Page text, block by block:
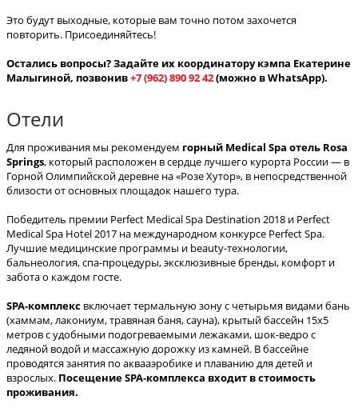
Это будут выходные, которые вам точно потом захочется
повторить. Присоединяйтесь!
Остались вопросы? Задайте их координатору кэмпа Екатерине
Малыгиной, позвонив+7 (962) 890 92 42(можно в WhatsApp).
Отели
Для проживания мы рекомендуем горный Medical Spa отель Rosa
Springs, который расположен в сердце лучшего курорта России — в
Горной Олимпийской деревне на «Розе Хутор», в непосредственной
близости от основных площадок нашего тура.
Победитель премии Perfect Medical Spa Destination 2018 и Perfect
Medical Spa Hotel 2017 на международном конкурсе Perfect Spa.
Лучшие медицинские программы и beauty-технологии,
бальнеология, спа-процедуры, эксклюзивные бренды, комфорт и
забота о каждом госте.
SPA-комплекс включает термальную зону с четырьмя видами бань
(хаммам, лакониум, травяная баня, сауна), крытый бассейн 15х5
метров с удобными подогреваемыми лежаками, шок-ведро с
ледяной водой и массажную дорожку из камней. В бассейне
проводятся занятия по аквааэробике и плаванию для детей и
взрослых. Посещение SPA-комплекса входит в стоимость
проживания.